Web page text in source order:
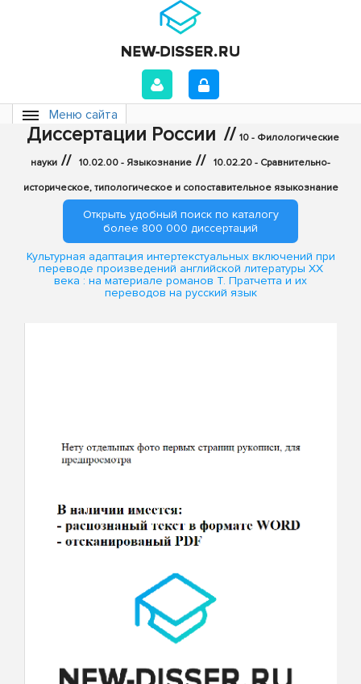
Меню сайта
Диссертации России // 10 - Филологические
науки // 10.02.00 - Языкознание // 10.02.20 - Сравнительно-
историческое, типологическое и сопоставительное языкознание
Открыть удобный поиск по каталогу
более 800 000 диссертаций
Культурная адаптация интертекстуальных включений при
переводе произведений английской литературы XX
века : на материале романов Т. Пратчетта и их
переводов на русский язык